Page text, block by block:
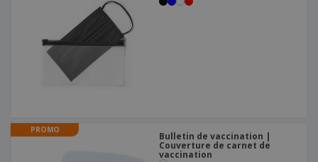
PROMO
Bulletin de vaccination |
Couverture de carnet de
vaccination